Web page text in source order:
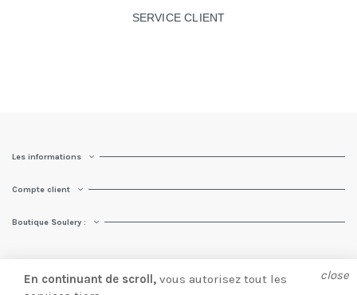
SERVICE CLIENT
Les informations
Compte client
Boutique Soulery :
close
En continuant de scroll, vous autorisez tout les